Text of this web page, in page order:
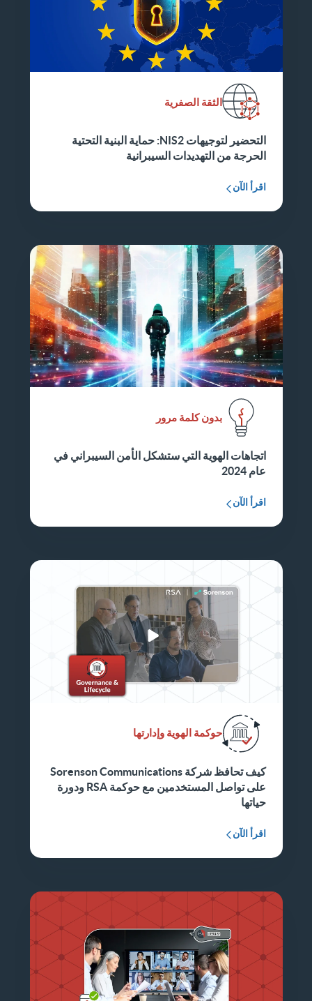
الثقة الصفرية
التحضير لتوجيهات NIS2: حماية البنية التحتية
الحرجة من التهديدات السيبرانية
اقرأ الآن
بدون كلمة مرور
اتجاهات الهوية التي ستشكل الأمن السيبراني في
عام 2024
اقرأ الآن
حوكمة الهوية وإدارتها
كيف تحافظ شركة Sorenson Communications
على تواصل المستخدمين مع حوكمة RSA ودورة
حياتها
اقرأ الآن